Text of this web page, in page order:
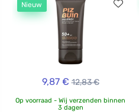
Nieuw
9,87 € 12,83 €
Op voorraad - Wij verzenden binnen
3 dagen